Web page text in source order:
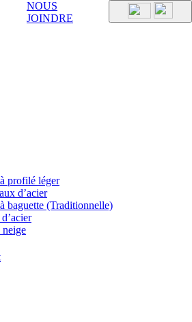
profilé léger
d’acier
baguette (Traditionnelle)
neige
NOUS
JOINDRE